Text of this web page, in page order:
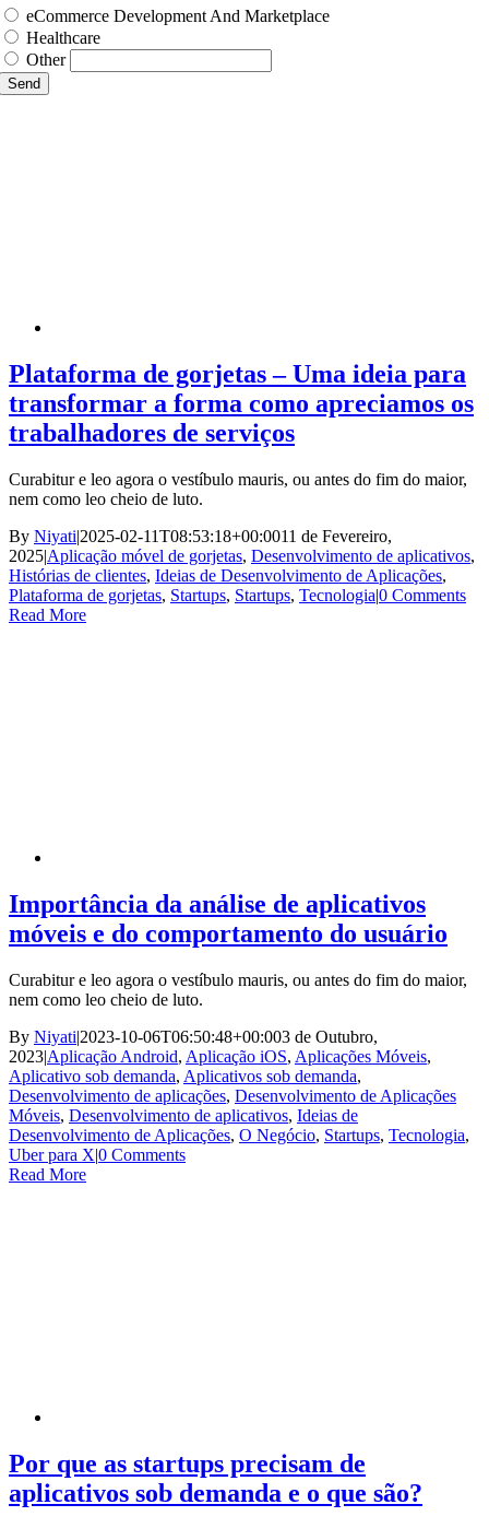
eCommerce Development And Marketplace
Healthcare
Other
Send
Plataforma de gorjetas – Uma ideia para
transformar a forma como apreciamos os
trabalhadores de serviços
Curabitur e leo agora o vestíbulo mauris, ou antes do fim do maior,
nem como leo cheio de luto.
By Niyati|2025-02-11T08:53:18+00:0011 de Fevereiro,
2025|Aplicação móvel de gorjetas, Desenvolvimento de aplicativos,
Histórias de clientes, Ideias de Desenvolvimento de Aplicações,
Plataforma de gorjetas, Startups, Startups, Tecnologia|0 Comments
Read More
Importância da análise de aplicativos
móveis e do comportamento do usuário
Curabitur e leo agora o vestíbulo mauris, ou antes do fim do maior,
nem como leo cheio de luto.
By Niyati|2023-10-06T06:50:48+00:003 de Outubro,
2023|Aplicação Android, Aplicação iOS, Aplicações Móveis,
Aplicativo sob demanda, Aplicativos sob demanda,
Desenvolvimento de aplicações, Desenvolvimento de Aplicações
Móveis, Desenvolvimento de aplicativos, Ideias de
Desenvolvimento de Aplicações, O Negócio, Startups, Tecnologia,
Uber para X|0 Comments
Read More
Por que as startups precisam de
aplicativos sob demanda e o que são?